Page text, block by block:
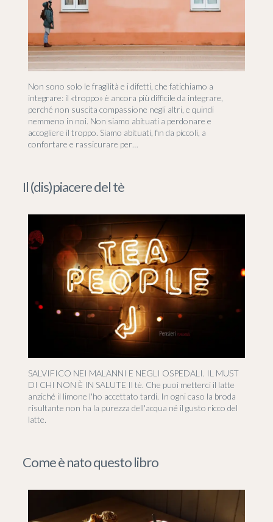
Non sono solo le fragilità e i difetti, che fatichiamo a
integrare: il «troppo» è ancora più difficile da integrare,
perché non suscita compassione negli altri, e quindi
nemmeno in noi. Non siamo abituati a perdonare e
accogliere il troppo. Siamo abituati, fin da piccoli, a
confortare e rassicurare per…
Il (dis)piacere del tè
SALVIFICO NEI MALANNI E NEGLI OSPEDALI. IL MUST
DI CHI NON È IN SALUTE Il tè. Che puoi metterci il latte
anziché il limone l'ho accettato tardi. In ogni caso la broda
risultante non ha la purezza dell'acqua né il gusto ricco del
latte.
Come è nato questo libro